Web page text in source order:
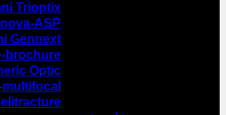
Trioptix
ASP
Gennext
brochure
Optic